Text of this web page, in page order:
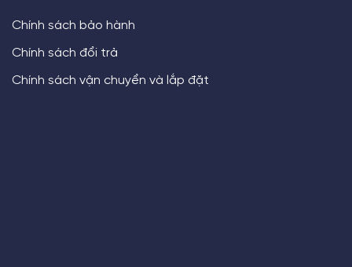
Chính sách bảo hành
Chính sách đổi trả
Chính sách vận chuyển và lắp đặt